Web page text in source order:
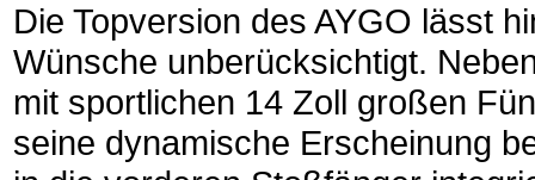
Die Topversion des AYGO lässt
Wünsche unberücksichtigt.
mit sportlichen 14 Zoll großen
seine dynamische Erscheinung